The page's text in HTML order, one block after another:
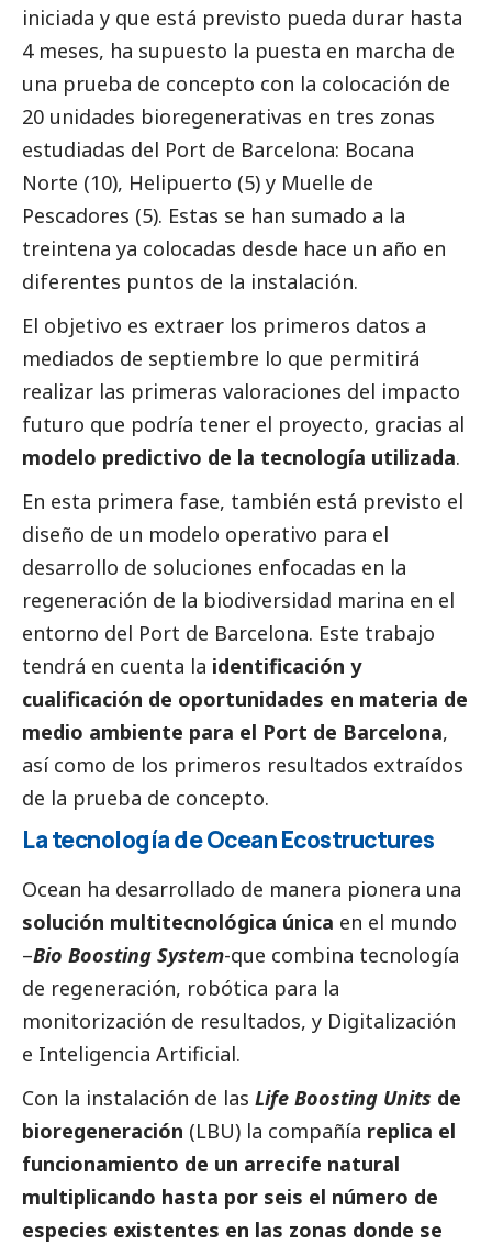
iniciada y que está previsto pueda durar hasta
4 meses, ha supuesto la puesta en marcha de
una prueba de concepto con la colocación de
20 unidades bioregenerativas en tres zonas
estudiadas del Port de Barcelona: Bocana
Norte (10), Helipuerto (5) y Muelle de
Pescadores (5). Estas se han sumado a la
treintena ya colocadas desde hace un año en
diferentes puntos de la instalación.
El objetivo es extraer los primeros datos a
mediados de septiembre lo que permitirá
realizar las primeras valoraciones del impacto
futuro que podría tener el proyecto, gracias al
modelo predictivo de la tecnología utilizada.
En esta primera fase, también está previsto el
diseño de un modelo operativo para el
desarrollo de soluciones enfocadas en la
regeneración de la biodiversidad marina en el
entorno del Port de Barcelona. Este trabajo
tendrá en cuenta la identificación y
cualificación de oportunidades en materia de
medio ambiente para el Port de Barcelona,
así como de los primeros resultados extraídos
de la prueba de concepto.
La tecnología de Ocean Ecostructures
Ocean ha desarrollado de manera pionera una
solución multitecnológica única en el mundo
–Bio Boosting System-que combina tecnología
de regeneración, robótica para la
monitorización de resultados, y Digitalización
e Inteligencia Artificial.
Con la instalación de las Life Boosting Units de
bioregeneración (LBU) la compañía replica el
funcionamiento de un arrecife natural
multiplicando hasta por seis el número de
especies existentes en las zonas donde se